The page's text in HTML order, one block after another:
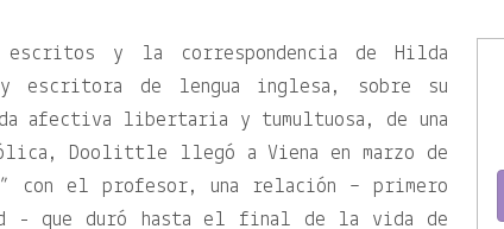
y la correspondencia de Hilda
escritora de lengua inglesa, sobre su
afectiva libertaria y tumultuosa, de una
Doolittle llegó a Viena en marzo de
con el profesor, una relación – primero
- que duró hasta el final de la vida de